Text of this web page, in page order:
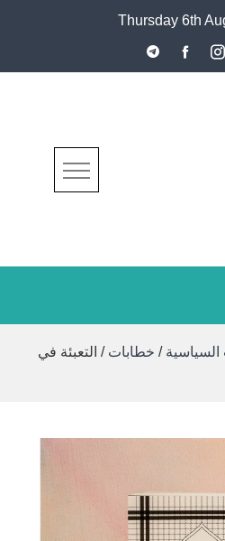
Thursday 6th
السياسية / خطابات / التعبئة في